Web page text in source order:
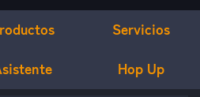
Servicios
Hop Up